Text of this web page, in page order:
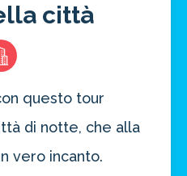
città
questo tour
di notte, che alla
vero incanto.